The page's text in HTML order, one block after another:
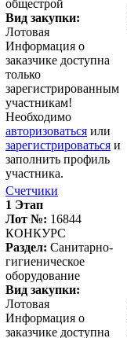
общестрой
Вид закупки:
Лотовая
Информация о
заказчике доступна
только
зарегистрированным
участникам!
Необходимо
авторизоваться или
зарегистрироваться и
заполнить профиль
участника.
Счетчики
1 Этап
Лот №: 16844
КОНКУРС
Раздел: Санитарно-
гигиеническое
оборудование
Вид закупки:
Лотовая
Информация о
заказчике доступна